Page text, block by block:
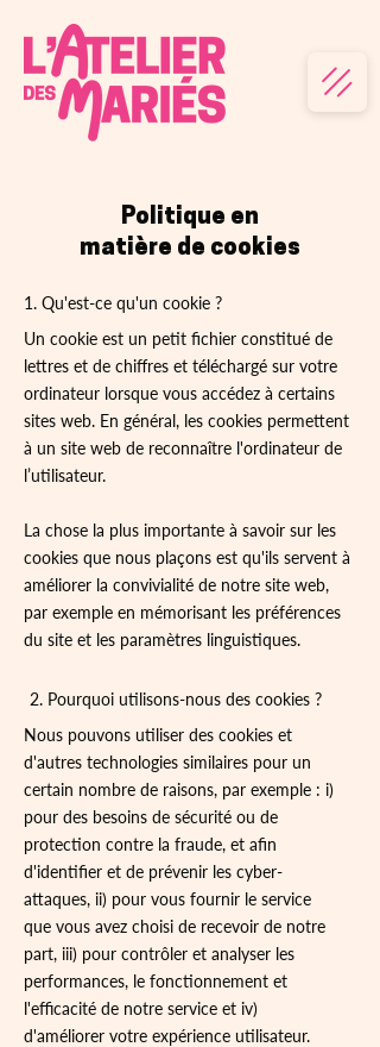
Politique en
matière de cookies
1. Qu'est-ce qu'un cookie ?
Un cookie est un petit fichier constitué de
lettres et de chiffres et téléchargé sur votre
ordinateur lorsque vous accédez à certains
sites web. En général, les cookies permettent
à un site web de reconnaître l'ordinateur de
l’utilisateur.
La chose la plus importante à savoir sur les
cookies que nous plaçons est qu'ils servent à
améliorer la convivialité de notre site web,
par exemple en mémorisant les préférences
du site et les paramètres linguistiques.
2. Pourquoi utilisons-nous des cookies ?
Nous pouvons utiliser des cookies et
d'autres technologies similaires pour un
certain nombre de raisons, par exemple : i)
pour des besoins de sécurité ou de
protection contre la fraude, et afin
d'identifier et de prévenir les cyber-
attaques, ii) pour vous fournir le service
que vous avez choisi de recevoir de notre
part, iii) pour contrôler et analyser les
performances, le fonctionnement et
l'efficacité de notre service et iv)
d'améliorer votre expérience utilisateur.